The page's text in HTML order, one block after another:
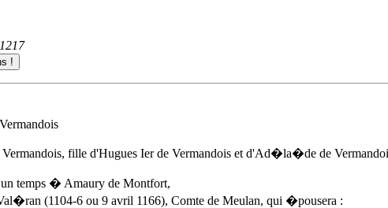
1217
Vermandois, fille d'Hugues Ier de Vermandois et d'Ad�la�de de
temps � Amaury de Montfort,
(1104-6 ou 9 avril 1166), Comte de Meulan, qui �pousera :